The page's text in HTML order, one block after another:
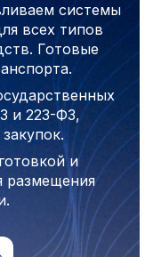
системы
всех типов
Готовые
и 223-ФЗ,
и
размещения